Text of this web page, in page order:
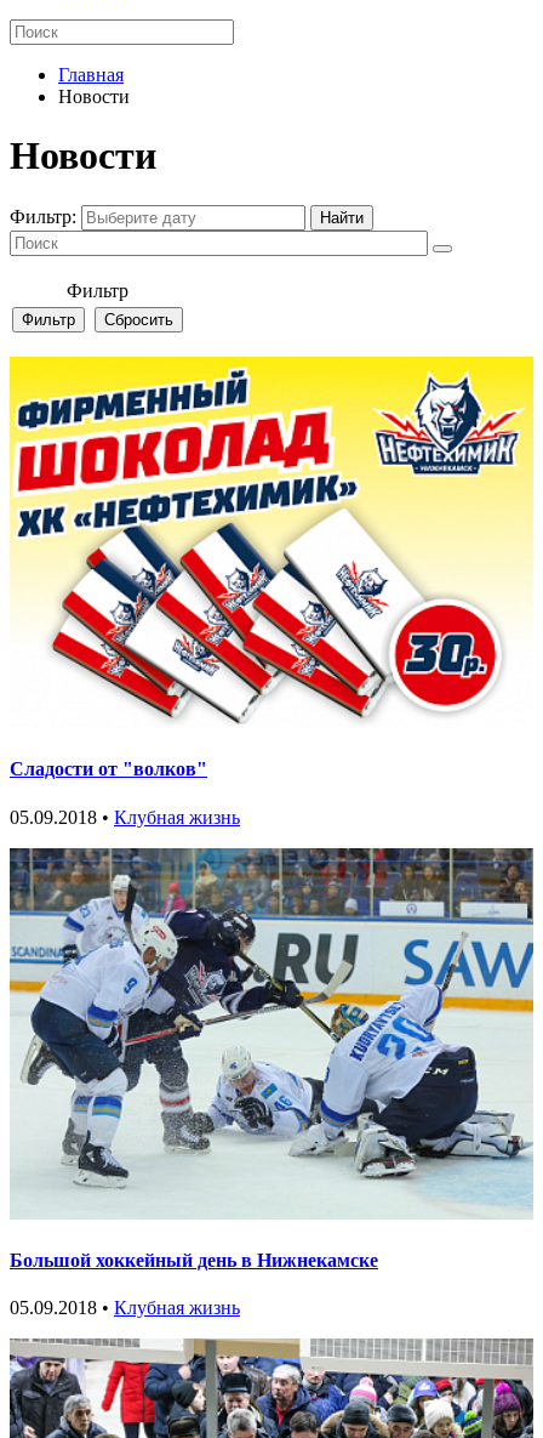
Главная
Новости
Новости
Фильтр:
Фильтр
Сладости от "волков"
05.09.2018 • Клубная жизнь
Большой хоккейный день в Нижнекамске
05.09.2018 • Клубная жизнь